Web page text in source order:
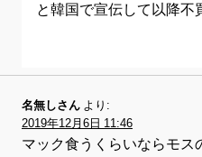
と韓国で宣伝して以降不
名無しさん より:
2019年12月6日 11:46
マック食うくらいならモス